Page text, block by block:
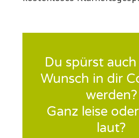
Du spürst auch
Wunsch in dir
werden?
Ganz leise
laut?